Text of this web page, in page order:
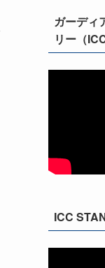
ガーディ
リー（
ICC